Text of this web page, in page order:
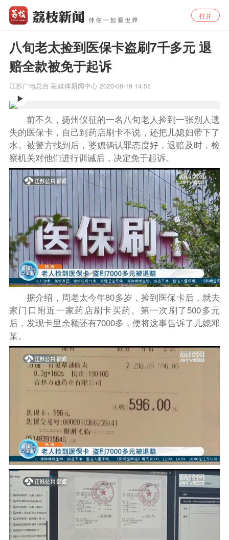
打开
八旬老太捡到医保卡盗刷7千多元 退
赔全款被免于起诉
江苏广电总台·融媒体新闻中心 2020-08-19 14:55
前不久，扬州仪征的一名八旬老人捡到一张别人遗
失的医保卡，自己到药店刷卡不说，还把儿媳妇带下了
水。被警方找到后，婆媳俩认罪态度好，退赔及时，检
察机关对他们进行训诫后，决定免于起诉。
据介绍，周老太今年80多岁，捡到医保卡后，就去
家门口附近一家药店刷卡买药。第一次刷了500多元
后，发现卡里余额还有7000多，便将这事告诉了儿媳邓
某。